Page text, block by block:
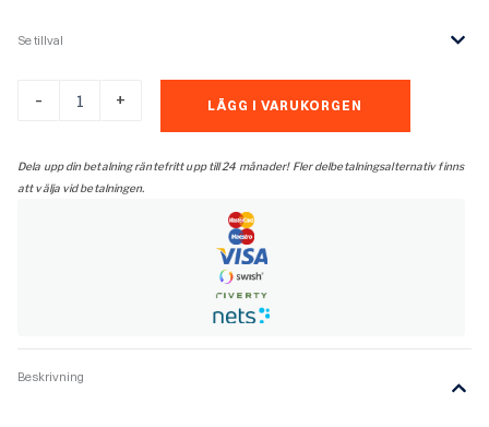
Se tillval
-
svart
mängd
+ LÄGG I VARUKORGEN
Dela upp din betalning räntefritt upp till 24 månader! Fler delbetalningsalternativ finns
att välja vid betalningen.
Beskrivning